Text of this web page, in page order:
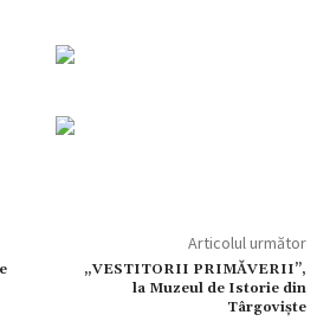
Articolul următor
„VESTITORII PRIMĂVERII”,
la Muzeul de Istorie din
Târgoviște